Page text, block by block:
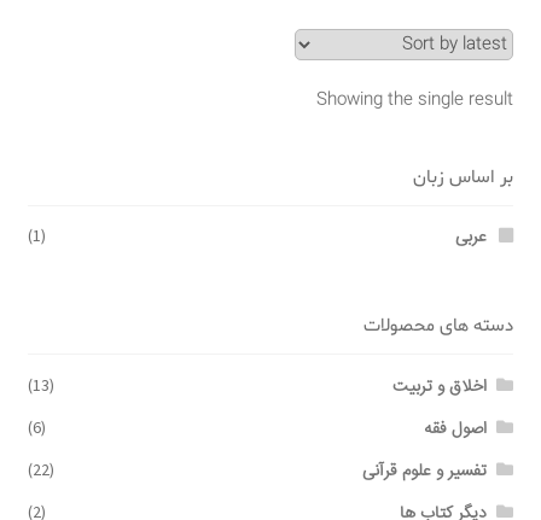
Showing the single result
بر اساس زبان
عربی (1)
دسته های محصولات
اخلاق و تربیت (13)
اصول فقه (6)
تفسیر و علوم قرآنی (22)
دیگر کتاب ها (2)